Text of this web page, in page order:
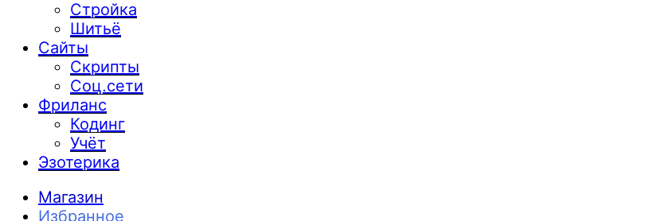
Стройка
Шитьё
Сайты
Скрипты
Соц.сети
Фриланс
Кодинг
Учёт
Эзотерика
Магазин
Избранное